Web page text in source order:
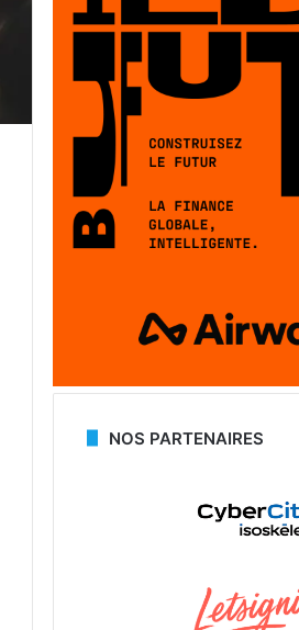
NOS PARTENAIRES